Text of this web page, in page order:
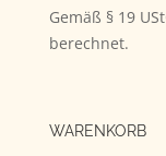
Gemäß § 19
berechnet.
WARENKORB